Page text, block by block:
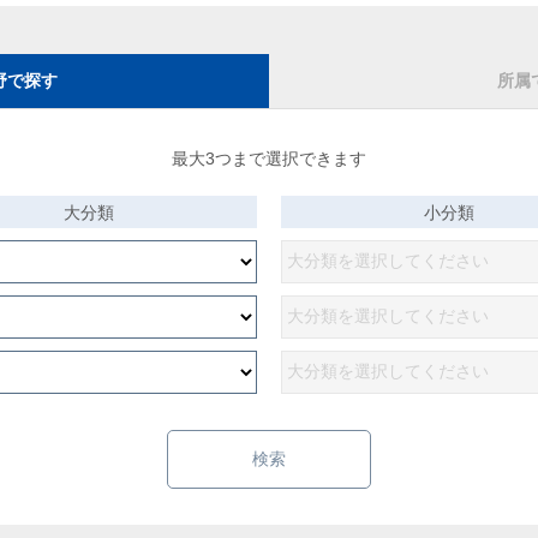
で探す 所属
最大3つまで選択できます
大分類 小分類
検索